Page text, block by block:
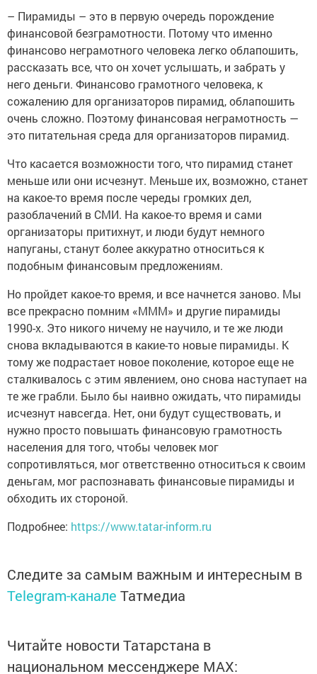
– Пирамиды – это в первую очередь порождение
финансовой безграмотности. Потому что именно
финансово неграмотного человека легко облапошить,
рассказать все, что он хочет услышать, и забрать у
него деньги. Финансово грамотного человека, к
сожалению для организаторов пирамид, облапошить
очень сложно. Поэтому финансовая неграмотность —
это питательная среда для организаторов пирамид.
Что касается возможности того, что пирамид станет
меньше или они исчезнут. Меньше их, возможно, станет
на какое-то время после череды громких дел,
разоблачений в СМИ. На какое-то время и сами
организаторы притихнут, и люди будут немного
напуганы, станут более аккуратно относиться к
подобным финансовым предложениям.
Но пройдет какое-то время, и все начнется заново. Мы
все прекрасно помним «МММ» и другие пирамиды
1990-х. Это никого ничему не научило, и те же люди
снова вкладываются в какие-то новые пирамиды. К
тому же подрастает новое поколение, которое еще не
сталкивалось с этим явлением, оно снова наступает на
те же грабли. Было бы наивно ожидать, что пирамиды
исчезнут навсегда. Нет, они будут существовать, и
нужно просто повышать финансовую грамотность
населения для того, чтобы человек мог
сопротивляться, мог ответственно относиться к своим
деньгам, мог распознавать финансовые пирамиды и
обходить их стороной.
Подробнее: https://www.tatar-inform.ru
Следите за самым важным и интересным в
Telegram-канале Татмедиа
Читайте новости Татарстана в
национальном мессенджере MАХ: